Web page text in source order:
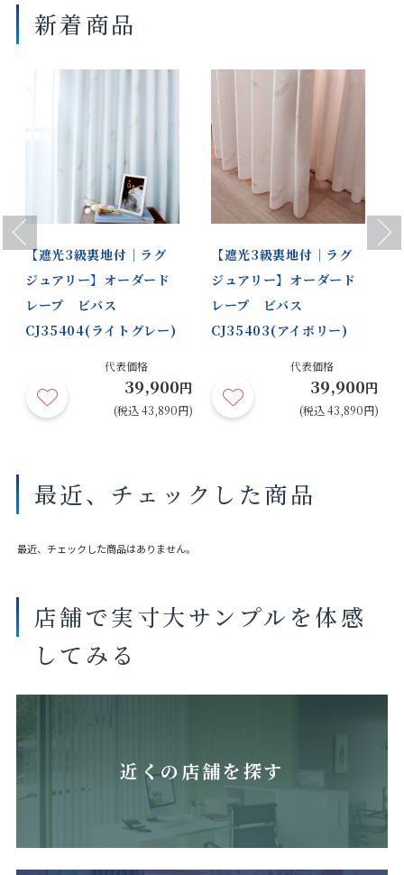
新着商品
Previous
【遮光3級裏地付｜ラグ
ジュアリー】オーダード
レープ ビバス
CJ35404(ライトグレー)
代表価格
39,900円
(税込 43,890円)
【遮光3級裏地付｜ラグ
ジュアリー】オーダード
レープ ビバス
CJ35403(アイボリー)
代表価格
39,900円
(税込 43,890円)
Next
最近、チェックした商品
最近、チェックした商品はありません。
店舗で実寸大サンプルを体感
してみる
近くの店舗を探す